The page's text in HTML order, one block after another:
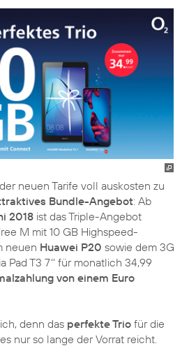
neuen Tarife voll auskosten zu
Bundle-Angebot: Ab
2018 ist das Triple-Angebot
M mit 10 GB Highspeed-
neuen Huawei P20 sowie dem 3G
Pad T3 7‘‘ für monatlich 34,99
von einem Euro
denn das perfekte Trio für die
nur so lange der Vorrat reicht.